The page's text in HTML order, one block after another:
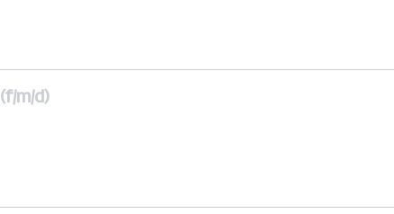
m/d)